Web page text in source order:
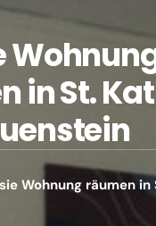
in St.
Wohnung räumen